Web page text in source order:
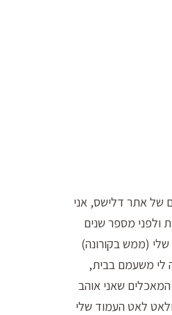
של אתר דלישס, אני
ולפני מספר שנים
(ממש בקורונה)
לי משעמם בבית,
שאני אוהב
לאט העמוד שלי